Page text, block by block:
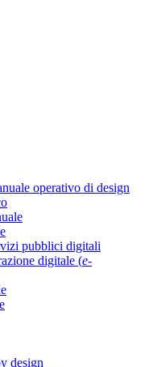
operativo di design
pubblici digitali
digitale (e-
design